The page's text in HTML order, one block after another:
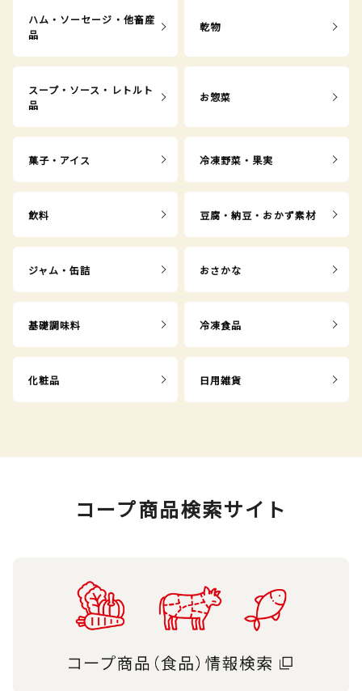
ハム・ソーセージ・他畜産
品
乾物
スープ・ソース・レトルト
品
お惣菜
菓子・アイス 冷凍野菜・果実
飲料 豆腐・納豆・おかず素材
ジャム・缶詰 おさかな
基礎調味料 冷凍食品
化粧品 日用雑貨
コープ商品検索サイト